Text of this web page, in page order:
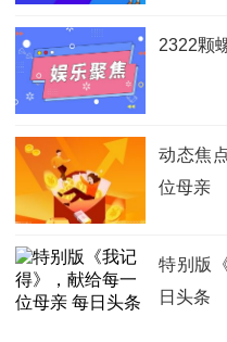
2322颗
动态焦
位母亲
特别版
日头条